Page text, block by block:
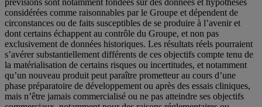
prévisions sont notamment fondées sur des données et hypothèses
considérées comme raisonnables par le Groupe et dépendent de
circonstances ou de faits susceptibles de se produire à l’avenir et
dont certains échappent au contrôle du Groupe, et non pas
exclusivement de données historiques. Les résultats réels pourraient
s’avérer substantiellement différents de ces objectifs compte tenu de
la matérialisation de certains risques ou incertitudes, et notamment
qu’un nouveau produit peut paraître prometteur au cours d’une
phase préparatoire de développement ou après des essais cliniques,
mais n’être jamais commercialisé ou ne pas atteindre ses objectifs